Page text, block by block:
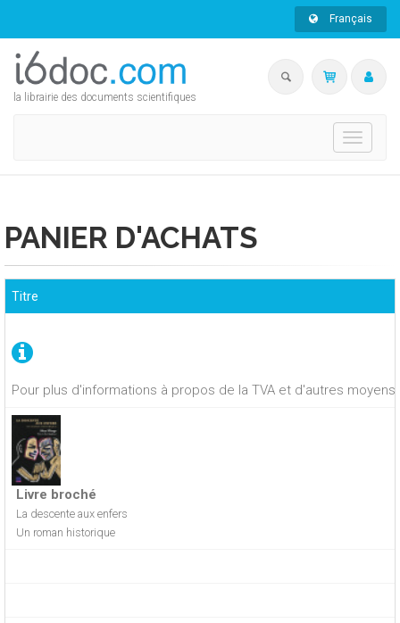
Français
la librairie des documents scientifiques
Toggle
PANIER D'ACHATS
Pour plus d'informations à propos de la TVA et d'autres
Titre
Livre broché
La descente aux enfers
Un roman historique